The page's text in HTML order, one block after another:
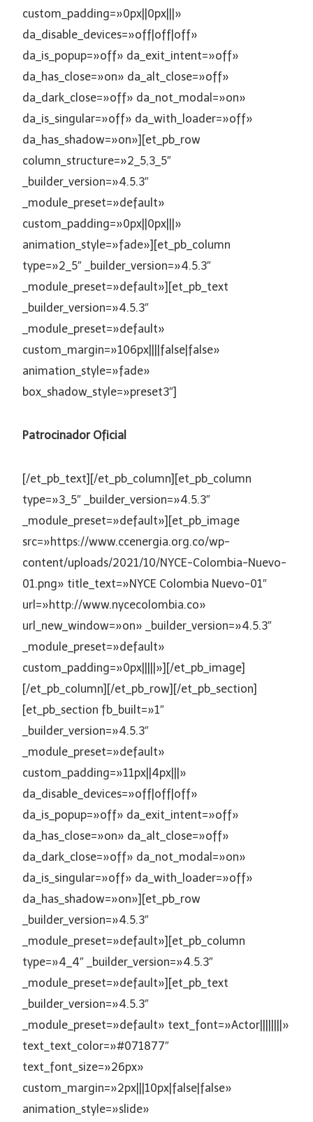
custom_padding=»0px||0px|||»
da_disable_devices=»off|off|off»
da_is_popup=»off» da_exit_intent=»off»
da_has_close=»on» da_alt_close=»off»
da_dark_close=»off» da_not_modal=»on»
da_is_singular=»off» da_with_loader=»off»
da_has_shadow=»on»][et_pb_row
column_structure=»2_5,3_5″
_builder_version=»4.5.3″
_module_preset=»default»
custom_padding=»0px||0px|||»
animation_style=»fade»][et_pb_column
type=»2_5″ _builder_version=»4.5.3″
_module_preset=»default»][et_pb_text
_builder_version=»4.5.3″
_module_preset=»default»
custom_margin=»106px||||false|false»
animation_style=»fade»
box_shadow_style=»preset3″]
Patrocinador Oficial
[/et_pb_text][/et_pb_column][et_pb_column
type=»3_5″ _builder_version=»4.5.3″
_module_preset=»default»][et_pb_image
src=»https://www.ccenergia.org.co/wp-
content/uploads/2021/10/NYCE-Colombia-Nuevo-
01.png» title_text=»NYCE Colombia Nuevo-01″
url=»http://www.nycecolombia.co»
url_new_window=»on» _builder_version=»4.5.3″
_module_preset=»default»
custom_padding=»0px|||||»][/et_pb_image]
[/et_pb_column][/et_pb_row][/et_pb_section]
[et_pb_section fb_built=»1″
_builder_version=»4.5.3″
_module_preset=»default»
custom_padding=»11px||4px|||»
da_disable_devices=»off|off|off»
da_is_popup=»off» da_exit_intent=»off»
da_has_close=»on» da_alt_close=»off»
da_dark_close=»off» da_not_modal=»on»
da_is_singular=»off» da_with_loader=»off»
da_has_shadow=»on»][et_pb_row
_builder_version=»4.5.3″
_module_preset=»default»][et_pb_column
type=»4_4″ _builder_version=»4.5.3″
_module_preset=»default»][et_pb_text
_builder_version=»4.5.3″
_module_preset=»default» text_font=»Actor||||||||»
text_text_color=»#071877″
text_font_size=»26px»
custom_margin=»2px|||10px|false|false»
animation_style=»slide»